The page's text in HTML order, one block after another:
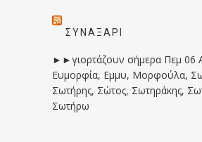
ΣΥΝΑΞΆΡΙ
►►γιορτάζουν σήμερα Πεμ 06
Ευμορφία, Εμμυ, Μορφούλα,
Σωτήρης, Σώτος, Σωτηράκης,
Σωτήρω